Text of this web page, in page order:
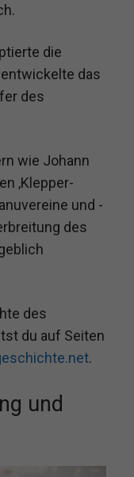
die
das
des
wie Johann
‚Klepper-
und -
des
des
du auf Seiten
.
und